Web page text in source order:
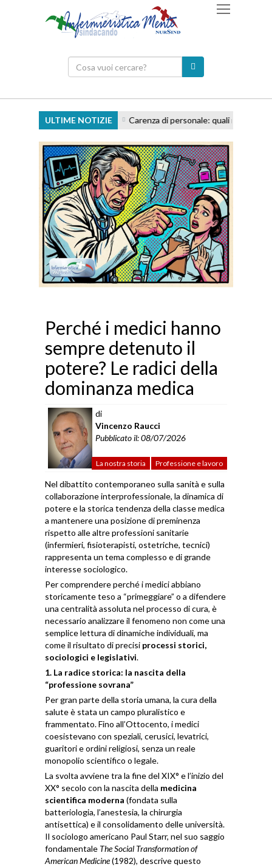
ULTIME NOTIZIE Carenza di personale: quali
Perché i medici hanno
sempre detenuto il
potere? Le radici della
dominanza medica
di
Vincenzo Raucci
Pubblicato il: 08/07/2026
La nostra storia Professione e lavoro
Nel dibattito contemporaneo sulla sanità e sulla
collaborazione interprofessionale, la dinamica di
potere e la storica tendenza della classe medica
a mantenere una posizione di preminenza
rispetto alle altre professioni sanitarie
(infermieri, fisioterapisti, ostetriche, tecnici)
rappresenta un tema complesso e di grande
interesse sociologico.
Per comprendere perché i medici abbiano
storicamente teso a “primeggiare” o a difendere
una centralità assoluta nel processo di cura, è
necessario analizzare il fenomeno non come una
semplice lettura di dinamiche individuali, ma
come il risultato di precisi processi storici,
sociologici e legislativi.
1. La radice storica: la nascita della
“professione sovrana”
Per gran parte della storia umana, la cura della
salute è stata un campo pluralistico e
frammentato. Fino all’Ottocento, i medici
coesistevano con speziali, cerusici, levatrici,
guaritori e ordini religiosi, senza un reale
monopolio scientifico o legale.
La svolta avviene tra la fine del XIX° e l’inizio del
XX° secolo con la nascita della medicina
scientifica moderna (fondata sulla
batteriologia, l’anestesia, la chirurgia
antisettica) e il consolidamento delle università.
Il sociologo americano Paul Starr, nel suo saggio
fondamentale The Social Transformation of
American Medicine(1982), descrive questo